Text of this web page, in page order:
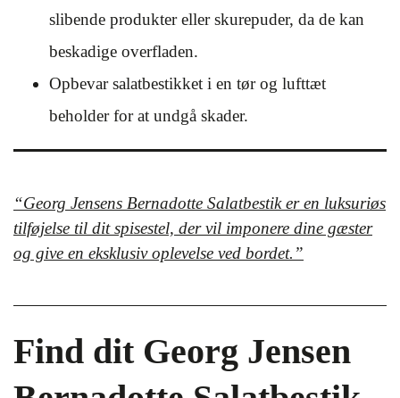
slibende produkter eller skurepuder, da de kan
beskadige overfladen.
Opbevar salatbestikket i en tør og lufttæt
beholder for at undgå skader.
“Georg Jensens Bernadotte Salatbestik er en luksuriøs
tilføjelse til dit spisestel, der vil imponere dine gæster
og give en eksklusiv oplevelse ved bordet.”
Find dit Georg Jensen